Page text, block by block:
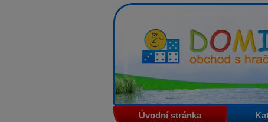
Domino - obchod s hračkami
Úvodní stránka